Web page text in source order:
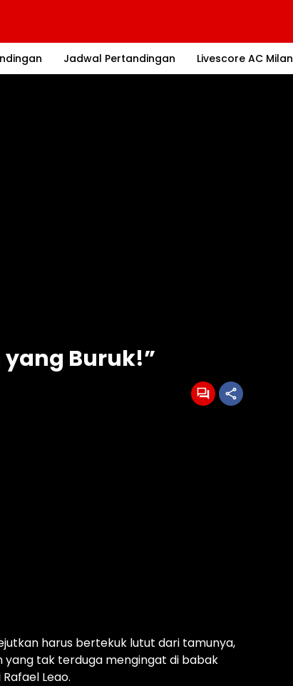
Jadwal Pertandingan Livescore AC Milan
yang Buruk!”
harus bertekuk lutut dari tamunya,
yang tak terduga mengingat di babak
Leao.